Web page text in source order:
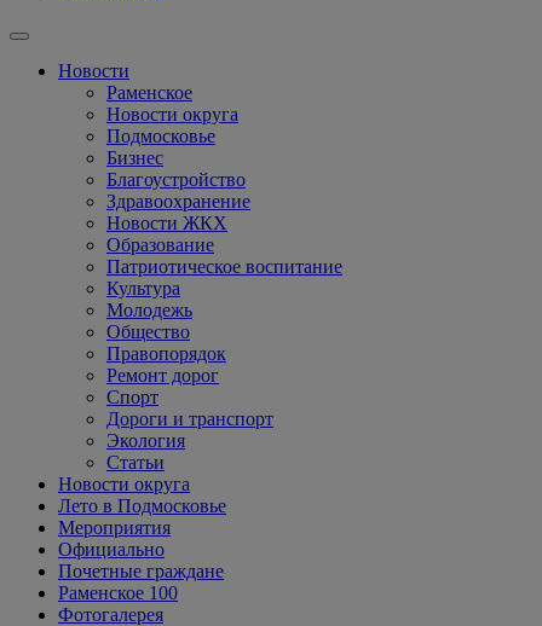
Новости
Раменское
Новости округа
Подмосковье
Бизнес
Благоустройство
Здравоохранение
Новости ЖКХ
Образование
Патриотическое воспитание
Культура
Молодежь
Общество
Правопорядок
Ремонт дорог
Спорт
Дороги и транспорт
Экология
Статьи
Новости округа
Лето в Подмосковье
Мероприятия
Официально
Почетные граждане
Раменское 100
Фотогалерея